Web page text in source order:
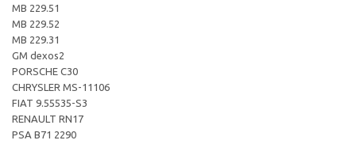
MB 229.51
MB 229.52
MB 229.31
GM dexos2
PORSCHE C30
CHRYSLER MS-11106
FIAT 9.55535-S3
RENAULT RN17
PSA B71 2290